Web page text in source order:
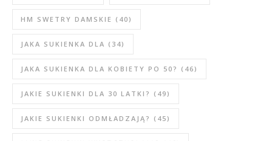
HM SWETRY DAMSKIE (40)
JAKA SUKIENKA DLA (34)
JAKA SUKIENKA DLA KOBIETY PO 50? (46)
JAKIE SUKIENKI DLA 30 LATKI? (49)
JAKIE SUKIENKI ODMŁADZAJĄ? (45)